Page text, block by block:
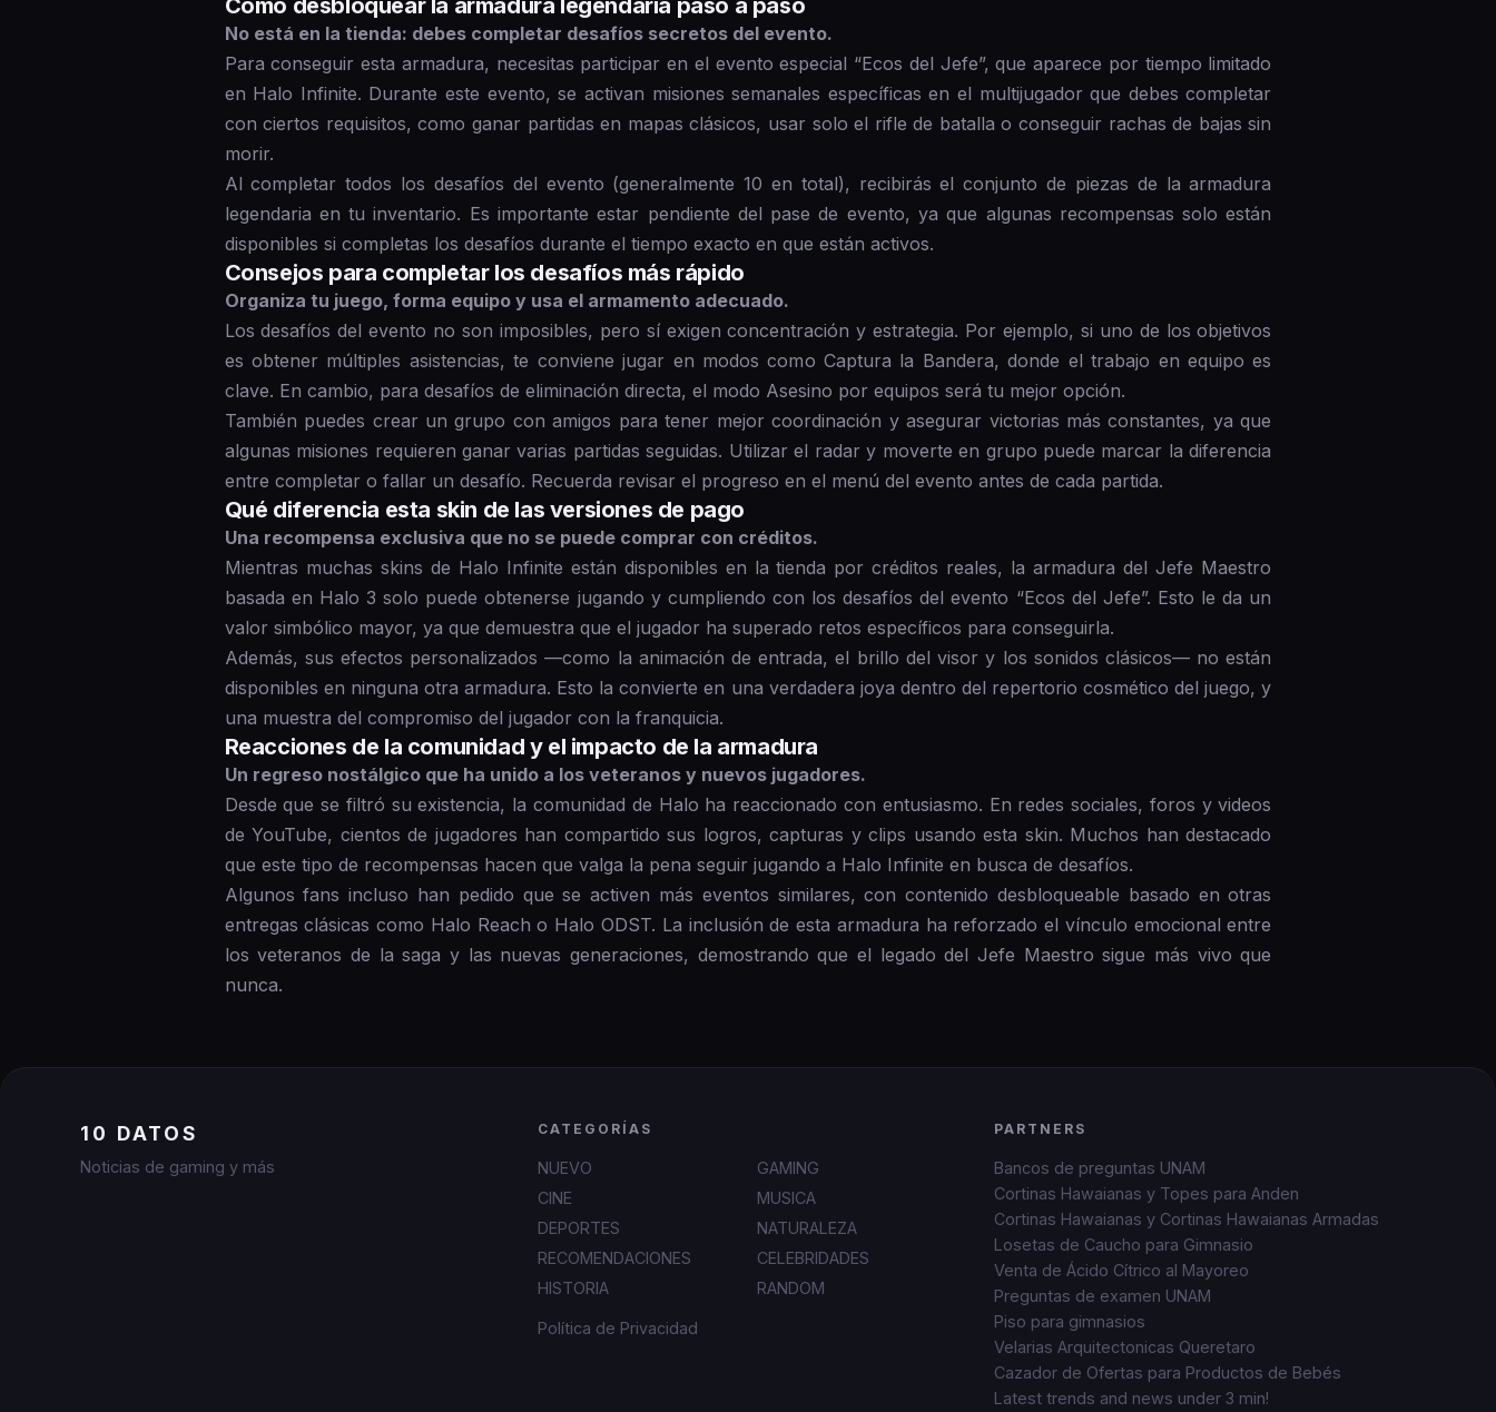
Cómo desbloquear la armadura legendaria paso a paso
No está en la tienda: debes completar desafíos secretos del evento.
Para conseguir esta armadura, necesitas participar en el evento especial “Ecos del Jefe”, que aparece por tiempo limitado
en Halo Infinite. Durante este evento, se activan misiones semanales específicas en el multijugador que debes completar
con ciertos requisitos, como ganar partidas en mapas clásicos, usar solo el rifle de batalla o conseguir rachas de bajas sin
morir.
Al completar todos los desafíos del evento (generalmente 10 en total), recibirás el conjunto de piezas de la armadura
legendaria en tu inventario. Es importante estar pendiente del pase de evento, ya que algunas recompensas solo están
disponibles si completas los desafíos durante el tiempo exacto en que están activos.
Consejos para completar los desafíos más rápido
Organiza tu juego, forma equipo y usa el armamento adecuado.
Los desafíos del evento no son imposibles, pero sí exigen concentración y estrategia. Por ejemplo, si uno de los objetivos
es obtener múltiples asistencias, te conviene jugar en modos como Captura la Bandera, donde el trabajo en equipo es
clave. En cambio, para desafíos de eliminación directa, el modo Asesino por equipos será tu mejor opción.
También puedes crear un grupo con amigos para tener mejor coordinación y asegurar victorias más constantes, ya que
algunas misiones requieren ganar varias partidas seguidas. Utilizar el radar y moverte en grupo puede marcar la diferencia
entre completar o fallar un desafío. Recuerda revisar el progreso en el menú del evento antes de cada partida.
Qué diferencia esta skin de las versiones de pago
Una recompensa exclusiva que no se puede comprar con créditos.
Mientras muchas skins de Halo Infinite están disponibles en la tienda por créditos reales, la armadura del Jefe Maestro
basada en Halo 3 solo puede obtenerse jugando y cumpliendo con los desafíos del evento “Ecos del Jefe”. Esto le da un
valor simbólico mayor, ya que demuestra que el jugador ha superado retos específicos para conseguirla.
Además, sus efectos personalizados —como la animación de entrada, el brillo del visor y los sonidos clásicos— no están
disponibles en ninguna otra armadura. Esto la convierte en una verdadera joya dentro del repertorio cosmético del juego, y
una muestra del compromiso del jugador con la franquicia.
Reacciones de la comunidad y el impacto de la armadura
Un regreso nostálgico que ha unido a los veteranos y nuevos jugadores.
Desde que se filtró su existencia, la comunidad de Halo ha reaccionado con entusiasmo. En redes sociales, foros y videos
de YouTube, cientos de jugadores han compartido sus logros, capturas y clips usando esta skin. Muchos han destacado
que este tipo de recompensas hacen que valga la pena seguir jugando a Halo Infinite en busca de desafíos.
Algunos fans incluso han pedido que se activen más eventos similares, con contenido desbloqueable basado en otras
entregas clásicas como Halo Reach o Halo ODST. La inclusión de esta armadura ha reforzado el vínculo emocional entre
los veteranos de la saga y las nuevas generaciones, demostrando que el legado del Jefe Maestro sigue más vivo que
nunca.
10 DATOS
Noticias de gaming y más
CATEGORÍAS
NUEVO
GAMING
CINE
MUSICA
DEPORTES
NATURALEZA
RECOMENDACIONES
CELEBRIDADES
HISTORIA
RANDOM
Política de Privacidad
PARTNERS
Bancos de preguntas UNAM
Cortinas Hawaianas y Topes para Anden
Cortinas Hawaianas y Cortinas Hawaianas Armadas
Losetas de Caucho para Gimnasio
Venta de Ácido Cítrico al Mayoreo
Preguntas de examen UNAM
Piso para gimnasios
Velarias Arquitectonicas Queretaro
Cazador de Ofertas para Productos de Bebés
Latest trends and news under 3 min!